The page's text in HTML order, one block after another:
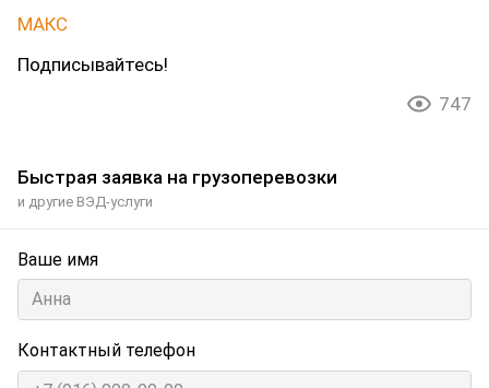
МАКС
Подписывайтесь!
747
Быстрая заявка на грузоперевозки
и другие ВЭД-услуги
Ваше имя
Контактный телефон